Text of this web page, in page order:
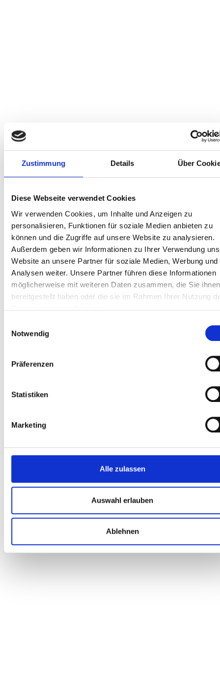
Zustimmung Details Über
Diese Webseite verwendet Cookies
Wir verwenden Cookies, um Inhalte und Anzeigen zu
personalisieren, Funktionen für soziale Medien anbieten zu
können und die Zugriffe auf unsere Website zu analysieren.
Außerdem geben wir Informationen zu Ihrer Verwendung
Website an unsere Partner für soziale Medien, Werbung und
Analysen weiter. Unsere Partner führen diese Informationen
möglicherweise mit weiteren Daten zusammen, die Sie ihnen
bereitgestellt haben oder die sie im Rahmen Ihrer Nutzung
Notwendig
Präferenzen
Statistiken
Marketing
Alle zulassen
Auswahl erlauben
Ablehnen